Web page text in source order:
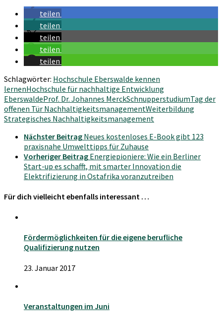
teilen
teilen
teilen
teilen
teilen
Schlagwörter: Hochschule Eberswalde kennen
lernenHochschule für nachhaltige Entwicklung
EberswaldeProf. Dr. Johannes MerckSchnupperstudiumTag der
offenen Tür NachhaltigkeitsmanagementWeiterbildung
Strategisches Nachhaltigkeitsmanagement
Nächster Beitrag Neues kostenloses E-Book gibt 123
praxisnahe Umwelttipps für Zuhause
Vorheriger Beitrag Energiepioniere: Wie ein Berliner
Start-up es schafft, mit smarter Innovation die
Elektrifizierung in Ostafrika voranzutreiben
Für dich vielleicht ebenfalls interessant …
Fördermöglichkeiten für die eigene berufliche
Qualifizierung nutzen
23. Januar 2017
Veranstaltungen im Juni